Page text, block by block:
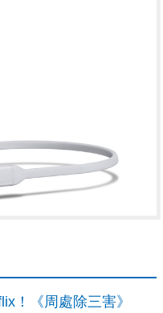
！《周處除三害》